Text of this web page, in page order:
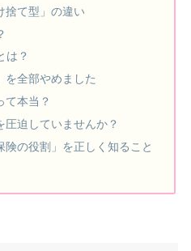
捨て型」の違い
は？
を全部やめました
て本当？
圧迫していませんか？
険の役割」を正しく知ること